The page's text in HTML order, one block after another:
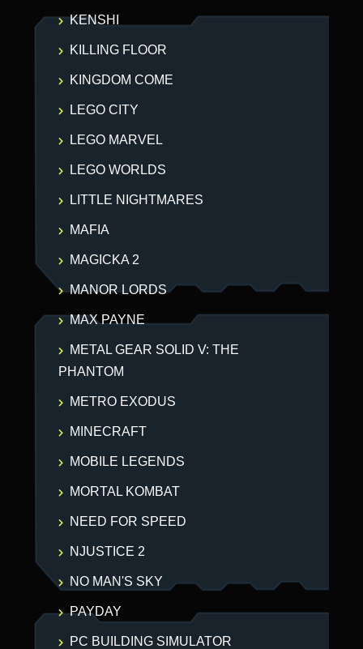
KENSHI
KILLING FLOOR
KINGDOM COME
LEGO CITY
LEGO MARVEL
LEGO WORLDS
LITTLE NIGHTMARES
MAFIA
MAGICKA 2
MANOR LORDS
MAX PAYNE
METAL GEAR SOLID V: THE
PHANTOM
METRO EXODUS
MINECRAFT
MOBILE LEGENDS
MORTAL KOMBAT
NEED FOR SPEED
NJUSTICE 2
NO MAN'S SKY
PAYDAY
PC BUILDING SIMULATOR